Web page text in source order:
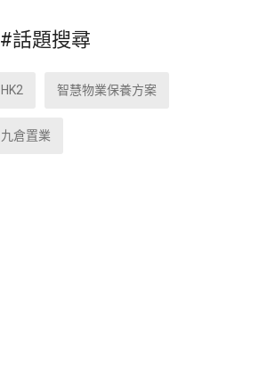
#話題搜尋
HK2 智慧物業保養方案
九倉置業